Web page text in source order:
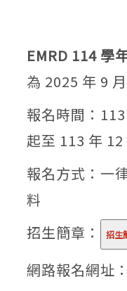
EMRD 114 學
為 2025 年 9
報名時間：
起至 113 年
報名方式：一
料
招生簡章：
網路報名網址：